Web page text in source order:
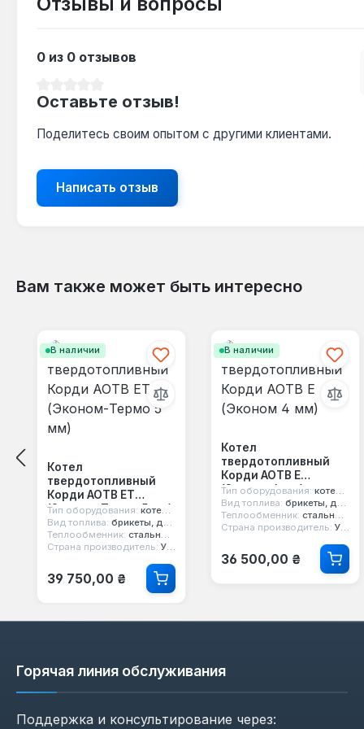
0 из 0 отзывов
Оставьте отзыв!
Поделитесь своим опытом с другими клиентами.
Написать отзыв
Вам также может быть интересно
В наличии
Котел
твердотопливный
Корди АОТВ ЕТ
(Эконом-Термо 5 мм)
Тип оборудования: котел твердотопливный
Вид топлива: брикеты, дерево, уголь, кокс
Теплообменник: стальной 5 мм
Страна производитель: Украина
Обычная цена:
39 750,00 ₴
В наличии
Котел
твердотопливный
Корди АОТВ Е
(Эконом 4 мм)
Тип оборудования: котел твердотопливный
Вид топлива: брикеты, дерево, уголь, кокс
Теплообменник: стальной 4 мм
Страна производитель: Украина
Обычная цена:
36 500,00 ₴
Горячая линия обслуживания
Поддержка и консультирование через: